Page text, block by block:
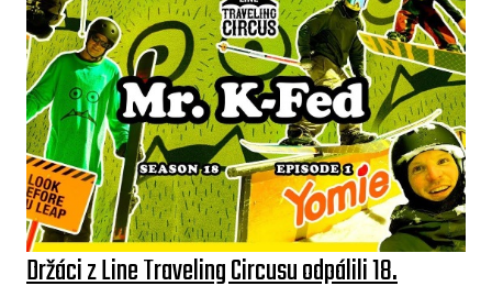
Držáci z Line Traveling Circusu odpálili 18.